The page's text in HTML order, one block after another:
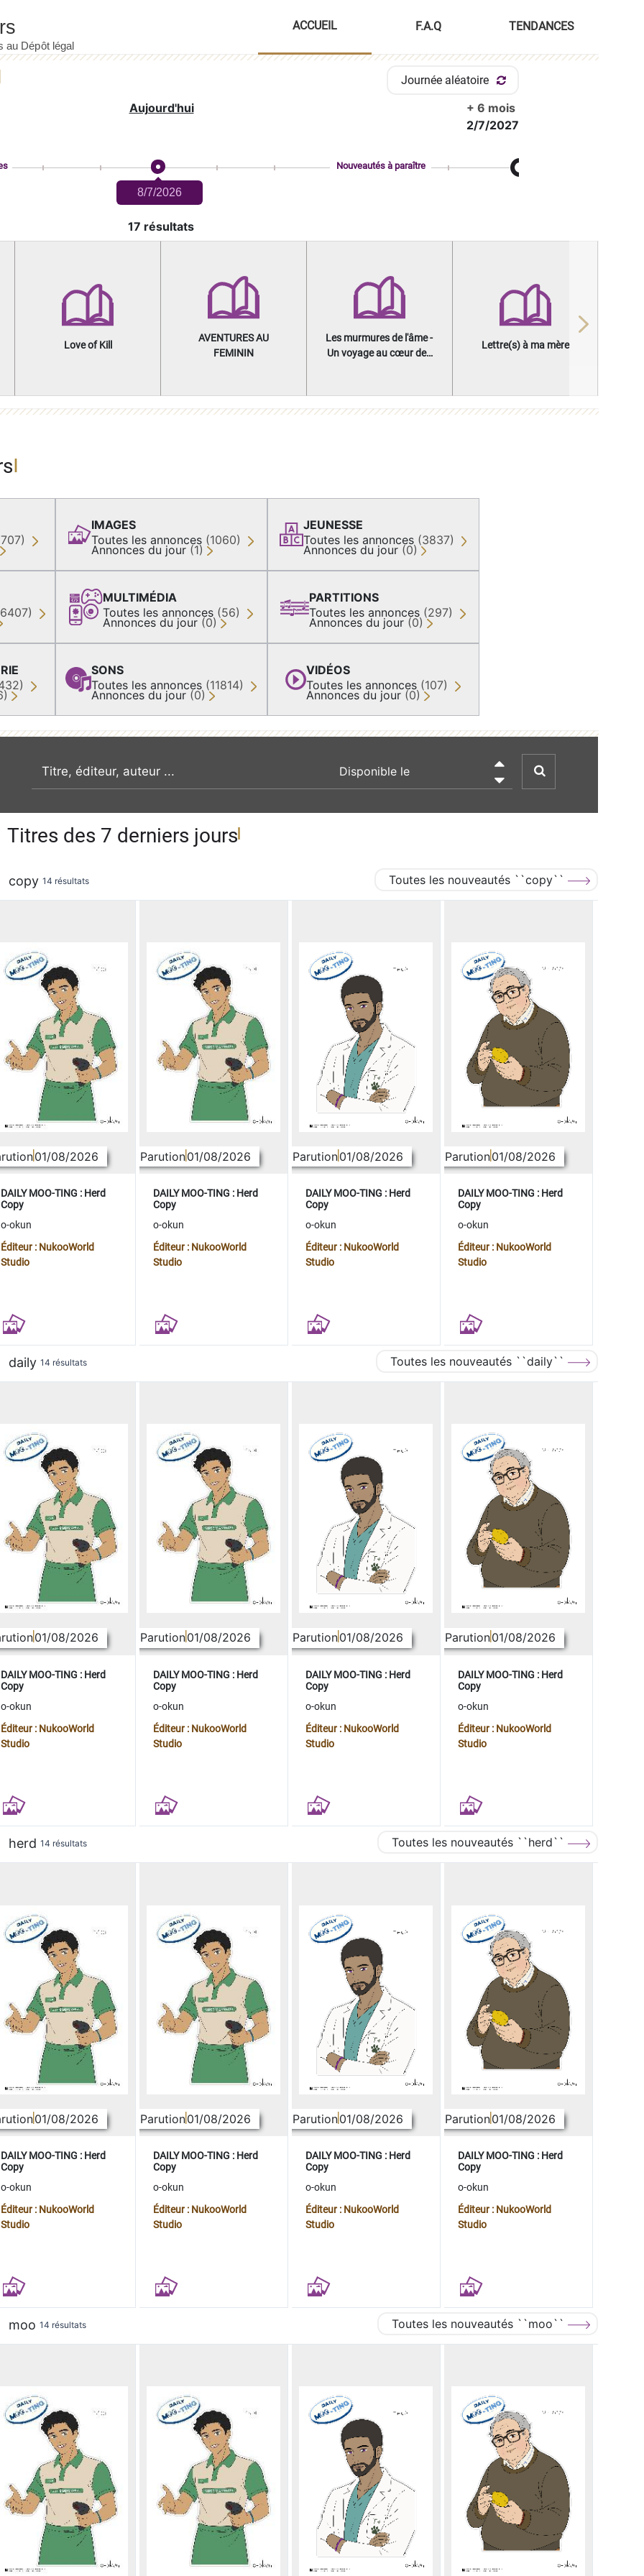
ACCUEIL F.A.Q TENDANCES
Journée aléatoire
Aujourd'hui
+ 6 mois
2/7/2027
8/7/2026
Nouveautés à paraître
17 résultats
Love of Kill
AVENTURES AU
FEMININ
Les murmures de l'âme -
Un voyage au cœur des
Lettre(s) à ma mère
Next
IMAGES
Toutes les annonces (1060)
Annonces du jour (1)
MULTIMÉDIA
Toutes les annonces (56)
Annonces du jour (0)
SONS
Toutes les annonces (11814)
Annonces du jour (0)
JEUNESSE
Toutes les annonces (3837)
Annonces du jour (0)
PARTITIONS
Toutes les annonces (297)
Annonces du jour (0)
VIDÉOS
Toutes les annonces (107)
Annonces du jour (0)
recherche par mot clé

Titres des 7 derniers jours
copy 14 résultats Toutes les nouveautés ``copy``
01/08/2026
DAILY MOO-TING : Herd
Copy
o-okun
Éditeur : NukooWorld
Studio
Parution01/08/2026
DAILY MOO-TING : Herd
Copy
o-okun
Éditeur : NukooWorld
Studio
Parution01/08/2026
DAILY MOO-TING : Herd
Copy
o-okun
Éditeur : NukooWorld
Studio
Parution01/08/2026
DAILY MOO-TING : Herd
Copy
o-okun
Éditeur : NukooWorld
Studio
daily 14 résultats Toutes les nouveautés ``daily``
01/08/2026
DAILY MOO-TING : Herd
Copy
o-okun
Éditeur : NukooWorld
Studio
Parution01/08/2026
DAILY MOO-TING : Herd
Copy
o-okun
Éditeur : NukooWorld
Studio
Parution01/08/2026
DAILY MOO-TING : Herd
Copy
o-okun
Éditeur : NukooWorld
Studio
Parution01/08/2026
DAILY MOO-TING : Herd
Copy
o-okun
Éditeur : NukooWorld
Studio
herd 14 résultats Toutes les nouveautés ``herd``
01/08/2026
DAILY MOO-TING : Herd
Copy
o-okun
Éditeur : NukooWorld
Studio
Parution01/08/2026
DAILY MOO-TING : Herd
Copy
o-okun
Éditeur : NukooWorld
Studio
Parution01/08/2026
DAILY MOO-TING : Herd
Copy
o-okun
Éditeur : NukooWorld
Studio
Parution01/08/2026
DAILY MOO-TING : Herd
Copy
o-okun
Éditeur : NukooWorld
Studio
moo 14 résultats Toutes les nouveautés ``moo``